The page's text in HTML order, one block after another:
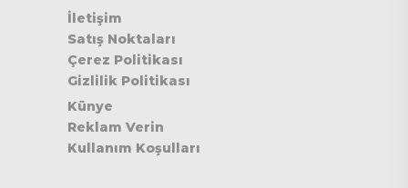
İletişim
Satış Noktaları
Çerez Politikası
Gizlilik Politikası
Künye
Reklam Verin
Kullanım Koşulları